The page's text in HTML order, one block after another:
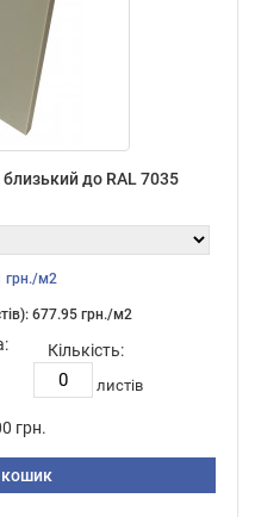
до RAL 7035
грн./м2
677.95 грн./м2
Кількість:
листiв
грн.